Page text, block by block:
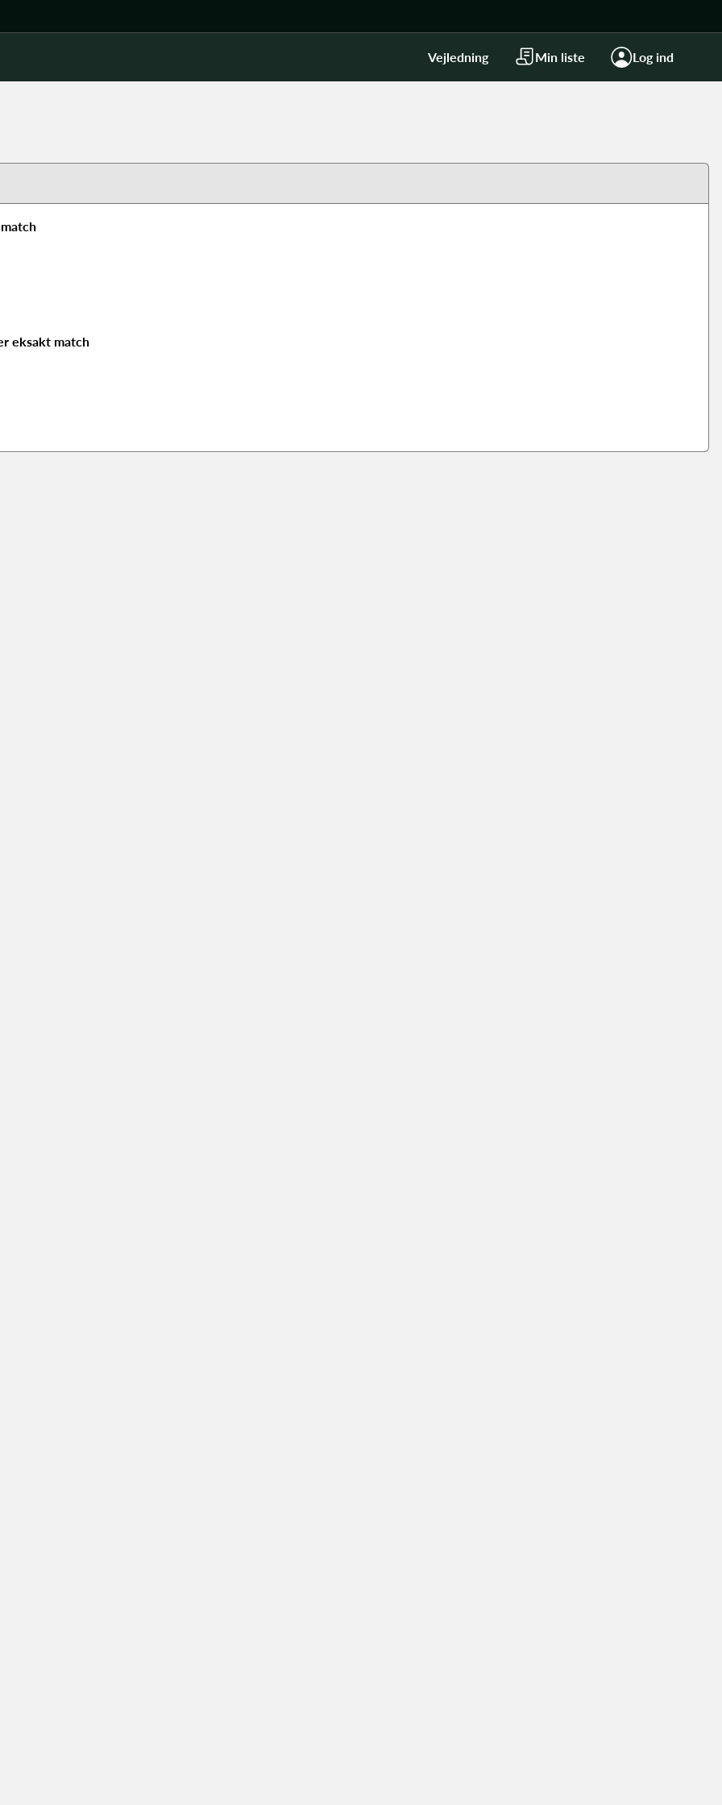
Vejledning Min liste Log ind
eksakt match